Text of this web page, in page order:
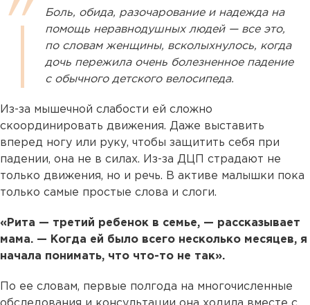
Боль, обида, разочарование и надежда на
помощь неравнодушных людей — все это,
по словам женщины, всколыхнулось, когда
дочь пережила очень болезненное падение
с обычного детского велосипеда.
Из-за мышечной слабости ей сложно
скоординировать движения. Даже выставить
вперед ногу или руку, чтобы защитить себя при
падении, она не в силах. Из-за ДЦП страдают не
только движения, но и речь. В активе малышки пока
только самые простые слова и слоги.
«Рита — третий ребенок в семье, — рассказывает
мама. — Когда ей было всего несколько месяцев, я
начала понимать, что что-то не так».
По ее словам, первые полгода на многочисленные